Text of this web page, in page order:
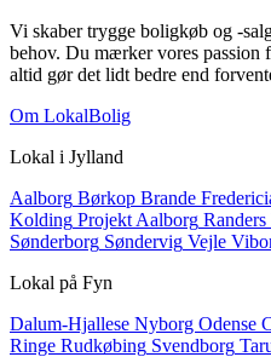
Vi skaber trygge boligkøb og -
behov. Du mærker vores
altid gør det lidt bedre end
Om LokalBolig
Lokal i Jylland
Aalborg Børkop Brande
Kolding Projekt Aalborg Randers
Sønderborg Søndervig Vejle
Lokal på Fyn
Dalum-Hjallese Nyborg Odense
Ringe Rudkøbing Svendborg